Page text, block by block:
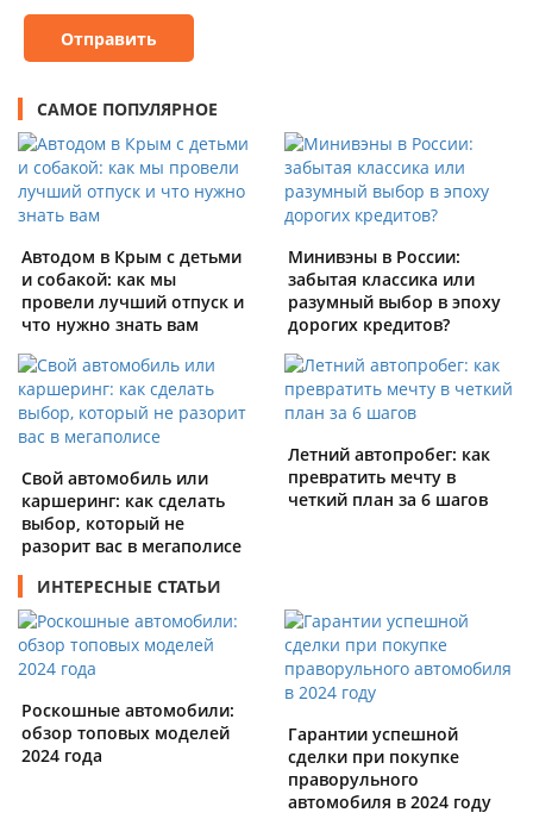
Отправить
САМОЕ ПОПУЛЯРНОЕ
Автодом в Крым с детьми
и собакой: как мы
провели лучший отпуск и
что нужно знать вам
Минивэны в России:
забытая классика или
разумный выбор в эпоху
дорогих кредитов?
Свой автомобиль или
каршеринг: как сделать
выбор, который не
разорит вас в мегаполисе
Летний автопробег: как
превратить мечту в
четкий план за 6 шагов
ИНТЕРЕСНЫЕ СТАТЬИ
Роскошные автомобили:
обзор топовых моделей
2024 года
Гарантии успешной
сделки при покупке
праворульного
автомобиля в 2024 году